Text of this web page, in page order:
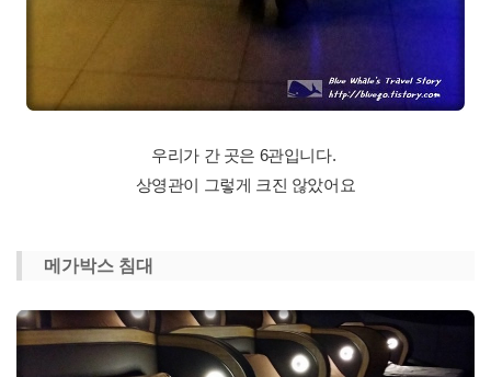
우리가 간 곳은 6관입니다.
상영관이 그렇게 크진 않았어요
메가박스 침대